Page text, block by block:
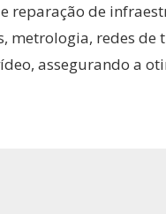
reparação de
redes de
assegurando a